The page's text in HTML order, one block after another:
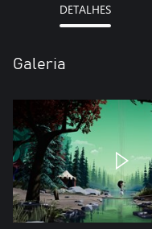
DETALHES
Galeria